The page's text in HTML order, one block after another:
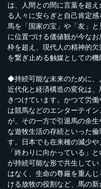
は、人間との間に言葉を超
る人々に安らぎと自己肯定
馬を「国家の宝」や「友」
に位置づける価値観が今な
枠を超え、現代人の精神的
を繋ぎ止める触媒としての機
◆持続可能な未来のために、
近代化と経済構造の変化は
きつけています。かつて労
は競馬などのエンターテイ
が、その一方で引退馬の余
な遊牧生活の存続といった
す。日本でも在来種の減少
「終わりに向かっている」
が持続可能な形で共生して
はなく、生命の尊厳を重ん
ける放牧の役割など、馬の新